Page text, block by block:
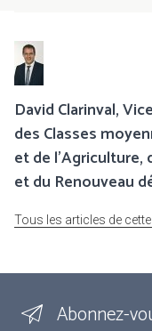
David Clarinval,
des Classes
et de
et du Renouveau
Tous les articles de
Abonnez-